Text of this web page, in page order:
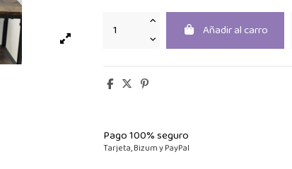
Añadir al carro
Pago 100% seguro
Tarjeta, Bizum y PayPal